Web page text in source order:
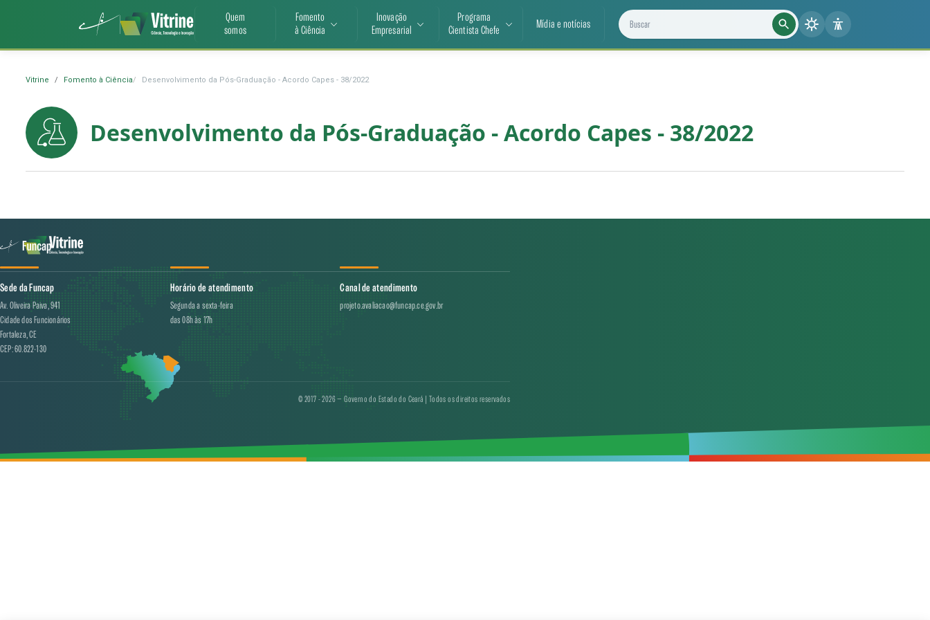
Quem
somos
Fomento
à Ciência
Inovação
Empresarial
Programa
Cientista Chefe
Mídia e notícias Buscar projetos, notícias e cientistas
Vitrine Fomento à Ciência Desenvolvimento da Pós-Graduação - Acordo Capes - 38/2022
Desenvolvimento da Pós-Graduação - Acordo Capes - 38/2022
Sede da Funcap
Av. Oliveira Paiva, 941
Cidade dos Funcionários
Fortaleza, CE
CEP: 60.822-130
Horário de atendimento
Segunda a sexta-feira
das 08h às 17h
Canal de atendimento
projeto.avaliacao@funcap.ce.gov.br
© 2017 - 2026 — Governo do Estado do Ceará | Todos os direitos reservados